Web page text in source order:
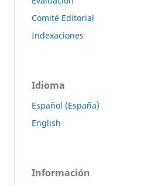
Comité Editorial
Indexaciones
Idioma
Español (España)
English
Información